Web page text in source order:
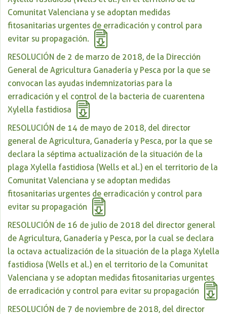
Comunitat Valenciana y se adoptan medidas
fitosanitarias urgentes de erradicación y control para
evitar su propagación.
RESOLUCIÓN de 2 de marzo de 2018, de la Dirección
General de Agricultura Ganadería y Pesca por la que se
convocan las ayudas indemnizatorias para la
erradicación y el control de la bacteria de cuarentena
Xylella fastidiosa
RESOLUCIÓN de 14 de mayo de 2018, del director
general de Agricultura, Ganadería y Pesca, por la que se
declara la séptima actualización de la situación de la
plaga Xylella fastidiosa (Wells et al.) en el territorio de la
Comunitat Valenciana y se adoptan medidas
fitosanitarias urgentes de erradicación y control para
evitar su propagación
RESOLUCIÓN de 16 de julio de 2018 del director general
de Agricultura, Ganadería y Pesca, por la cual se declara
la octava actualización de la situación de la plaga Xylella
fastidiosa (Wells et al.) en el territorio de la Comunitat
Valenciana y se adoptan medidas fitosanitarias urgentes
de erradicación y control para evitar su propagación
RESOLUCIÓN de 7 de noviembre de 2018, del director